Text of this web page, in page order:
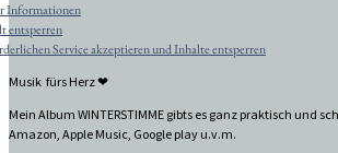
Informationen
entsperren
Service akzeptieren und Inhalte entsperren
Musik fürs Herz ❤
Mein Album WINTERSTIMME gibts es ganz praktisch und
Amazon, Apple Music, Google play u.v.m.